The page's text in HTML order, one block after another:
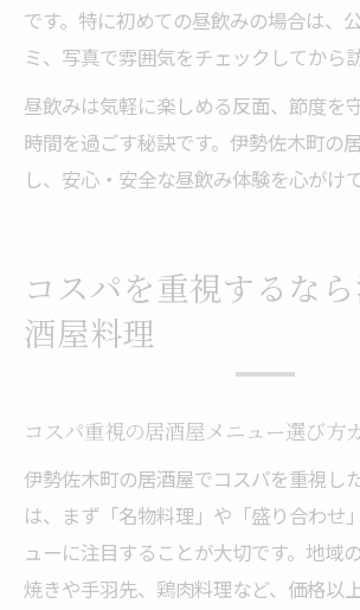
です。特に初めての昼飲みの場合は、
ミ、写真で雰囲気をチェックしてから
昼飲みは気軽に楽しめる反面、節度を
時間を過ごす秘訣です。伊勢佐木町の
し、安心・安全な昼飲み体験を心がけ
コスパを重視するな
酒屋料理
コスパ重視の居酒屋メニュー選び方
伊勢佐木町の居酒屋でコスパを重視し
は、まず「名物料理」や「盛り合わせ
ューに注目することが大切です。地域
焼きや手羽先、鶏肉料理など、価格以